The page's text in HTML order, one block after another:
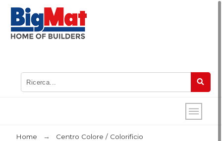
Home
Centro Colore / Colorificio